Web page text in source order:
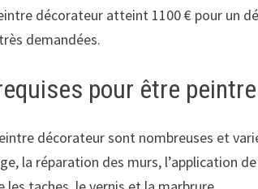
décorateur atteint 1100 € pour un
demandées.
pour être
décorateur sont nombreuses et
la réparation des murs, l’application